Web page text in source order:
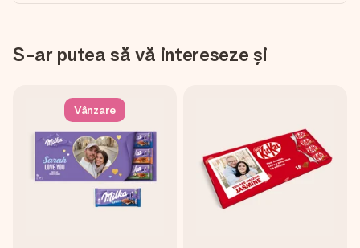
S-ar putea să vă intereseze și
Vânzare